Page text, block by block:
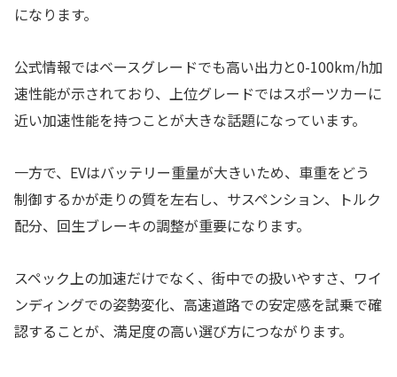
になります。
公式情報ではベースグレードでも高い出力と0-100km/h加
速性能が示されており、上位グレードではスポーツカーに
近い加速性能を持つことが大きな話題になっています。
一方で、EVはバッテリー重量が大きいため、車重をどう
制御するかが走りの質を左右し、サスペンション、トルク
配分、回生ブレーキの調整が重要になります。
スペック上の加速だけでなく、街中での扱いやすさ、ワイ
ンディングでの姿勢変化、高速道路での安定感を試乗で確
認することが、満足度の高い選び方につながります。